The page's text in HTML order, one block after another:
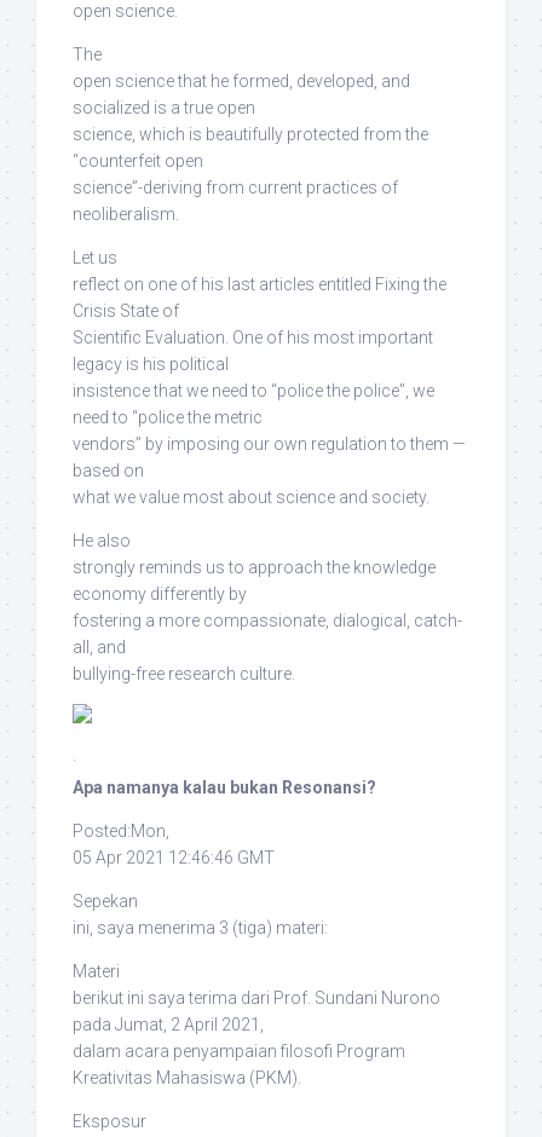
open science.
The
open science that he formed, developed, and
socialized is a true open
science, which is beautifully protected from the
“counterfeit open
science”-deriving from current practices of
neoliberalism
Let us
reflect on one of his last articles entitled Fixing the
Crisis State of
Scientific Evaluation. One of his most important
legacy is his political
insistence that we need to “police the police”, we
need to “police the metric
vendors” by imposing our own regulation to them —
based on
what we value most about science and society.
He also
strongly reminds usto approach the knowledge
economy differently by
fostering a more compassionate, dialogical, catch-
all, and
bullying-free research culture
·
Apa namanya kalau bukan Resonansi?
Posted:Mon,
05 Apr 2021 12:46:46 GMT
Sepekan
ini, saya menerima 3 (tiga) materi:
Materi
berikut ini saya terima dari Prof. Sundani Nurono
pada Jumat, 2 April 2021,
dalam acara penyampaian filosofi Program
Kreativitas Mahasiswa (PKM).
Eksposur